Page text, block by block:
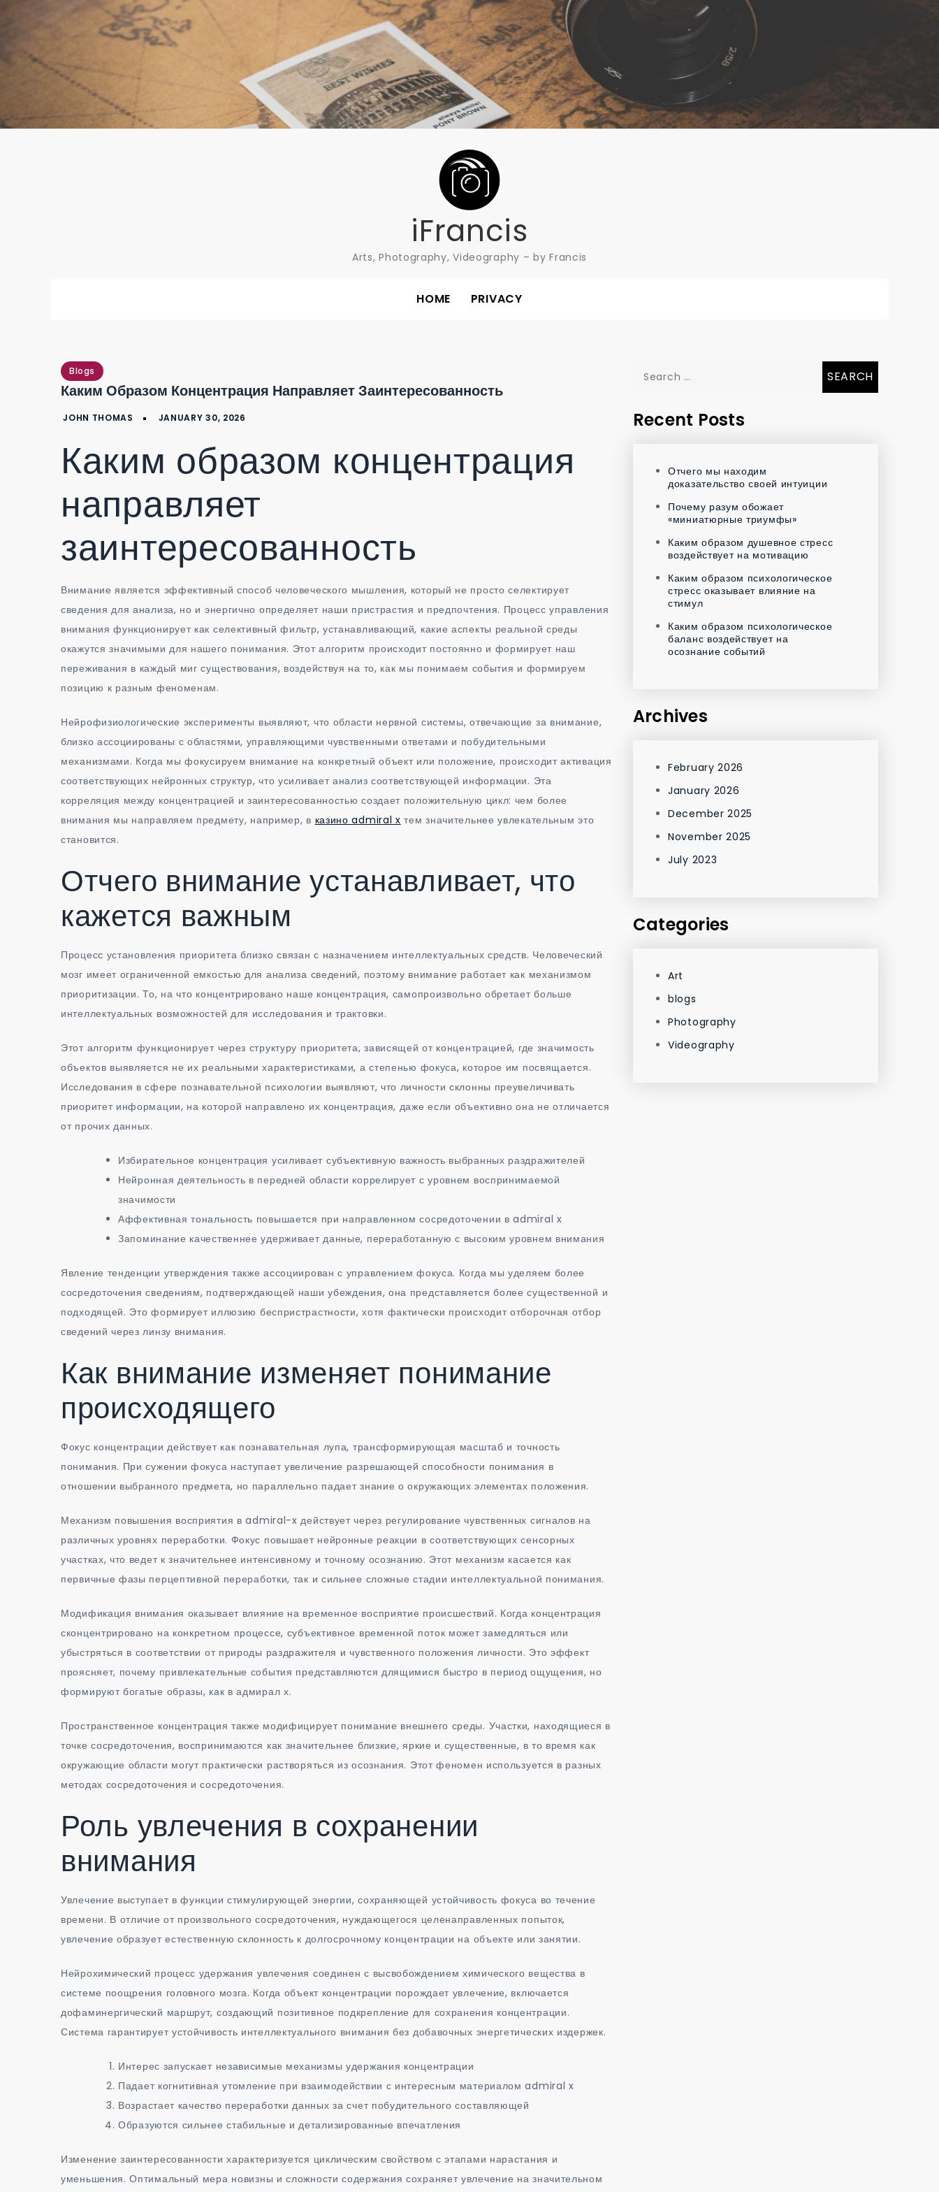
iFrancis
Arts, Photography, Videography – by Francis
HOME PRIVACY
Blogs
Каким Образом Концентрация Направляет Заинтересованность
Каким образом концентрация
направляет
заинтересованность
Внимание является эффективный способ человеческого мышления, который не просто селектирует
сведения для анализа, но и энергично определяет наши пристрастия и предпочтения. Процесс управления
внимания функционирует как селективный фильтр, устанавливающий, какие аспекты реальной среды
окажутся значимыми для нашего понимания. Этот алгоритм происходит постоянно и формирует наш
переживания в каждый миг существования, воздействуя на то, как мы понимаем события и формируем
позицию к разным феноменам.
Нейрофизиологические эксперименты выявляют, что области нервной системы, отвечающие за внимание,
близко ассоциированы с областями, управляющими чувственными ответами и побудительными
механизмами. Когда мы фокусируем внимание на конкретный объект или положение, происходит активация
соответствующих нейронных структур, что усиливает анализ соответствующей информации. Эта
корреляция между концентрацией и заинтересованностью создает положительную цикл: чем более
внимания мы направляем предмету, например, в казино admiral x тем значительнее увлекательным это
становится.
Отчего внимание устанавливает, что
кажется важным
Процесс установления приоритета близко связан с назначением интеллектуальных средств. Человеческий
мозг имеет ограниченной емкостью для анализа сведений, поэтому внимание работает как механизмом
приоритизации. То, на что концентрировано наше концентрация, самопроизвольно обретает больше
интеллектуальных возможностей для исследования и трактовки.
Этот алгоритм функционирует через структуру приоритета, зависящей от концентрацией, где значимость
объектов выявляется не их реальными характеристиками, а степенью фокуса, которое им посвящается.
Исследования в сфере познавательной психологии выявляют, что личности склонны преувеличивать
приоритет информации, на которой направлено их концентрация, даже если объективно она не отличается
от прочих данных.
Избирательное концентрация усиливает субъективную важность выбранных раздражителей
Нейронная деятельность в передней области коррелирует с уровнем воспринимаемой
значимости
Аффективная тональность повышается при направленном сосредоточении в admiral x
Запоминание качественнее удерживает данные, переработанную с высоким уровнем внимания
Явление тенденции утверждения также ассоциирован с управлением фокуса. Когда мы уделяем более
сосредоточения сведениям, подтверждающей наши убеждения, она представляется более существенной и
подходящей. Это формирует иллюзию беспристрастности, хотя фактически происходит отборочная отбор
сведений через линзу внимания.
Как внимание изменяет понимание
происходящего
Фокус концентрации действует как познавательная лупа, трансформирующая масштаб и точность
понимания. При сужении фокуса наступает увеличение разрешающей способности понимания в
отношении выбранного предмета, но параллельно падает знание о окружающих элементах положения.
Механизм повышения восприятия в admiral-x действует через регулирование чувственных сигналов на
различных уровнях переработки. Фокус повышает нейронные реакции в соответствующих сенсорных
участках, что ведет к значительнее интенсивному и точному осознанию. Этот механизм касается как
первичные фазы перцептивной переработки, так и сильнее сложные стадии интеллектуальной понимания.
Модификация внимания оказывает влияние на временное восприятие происшествий. Когда концентрация
сконцентрировано на конкретном процессе, субъективное временной поток может замедляться или
убыстряться в соответствии от природы раздражителя и чувственного положения личности. Это эффект
проясняет, почему привлекательные события представляются длящимися быстро в период ощущения, но
формируют богатые образы, как в адмирал х.
Пространственное концентрация также модифицирует понимание внешнего среды. Участки, находящиеся в
точке сосредоточения, воспринимаются как значительнее близкие, яркие и существенные, в то время как
окружающие области могут практически растворяться из осознания. Этот феномен используется в разных
методах сосредоточения и сосредоточения.
Роль увлечения в сохранении
внимания
Увлечение выступает в функции стимулирующей энергии, сохраняющей устойчивость фокуса во течение
времени. В отличие от произвольного сосредоточения, нуждающегося целенаправленных попыток,
увлечение образует естественную склонность к долгосрочному концентрации на объекте или занятии.
Нейрохимический процесс удержания увлечения соединен с высвобождением химического вещества в
системе поощрения головного мозга. Когда объект концентрации порождает увлечение, включается
дофаминергический маршрут, создающий позитивное подкрепление для сохранения концентрации.
Система гарантирует устойчивость интеллектуального внимания без добавочных энергетических издержек.
Интерес запускает независимые механизмы удержания концентрации
Падает когнитивная утомление при взаимодействии с интересным материалом admiral x
Возрастает качество переработки данных за счет побудительного составляющей
Образуются сильнее стабильные и детализированные впечатления
Изменение заинтересованности характеризуется циклическим свойством с этапами нарастания и
уменьшения. Оптимальный мера новизны и сложности содержания сохраняет увлечение на значительном
Search
Recent Posts
Отчего мы находим
доказательство своей интуиции
Почему разум обожает
«миниатюрные триумфы»
Каким образом душевное стресс
воздействует на мотивацию
Каким образом психологическое
стресс оказывает влияние на
стимул
Каким образом психологическое
баланс воздействует на
осознание событий
Archives
February 2026
January 2026
December 2025
November 2025
July 2023
Categories
Art
blogs
Photography
Videography